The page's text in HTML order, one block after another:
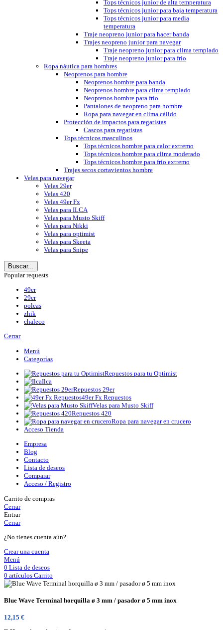
Tops técnicos junior de alta temperatura
Tops técnicos junior para baja temperatura
Tops técnicos junior para media
temperatura
Traje neopreno junior para hacer banda
Trajes neopreno junior para navegar
Traje neopreno junior para clima templado
Traje neopreno junior para frío
Ropa náutica para hombres
Neoprenos para hombre
Neoprenos hombre para banda
Neoprenos hombre para clima templado
Neoprenos hombre para frío
Pantalones de neopreno para hombre
Ropa para navegar en clima cálido
Protección de impactos para regatistas
Cascos para regatistas
Tops técnicos masculinos
Tops técnicos hombre para calor extremo
Tops técnicos hombre para clima moderado
Tops técnicos hombre para frío extremo
Trajes secos cortavientos hombre
Velas para navegar
Velas 29er
Velas 420
Velas 49er Fx
Velas para ILCA
Velas para Musto Skiff
Velas para Nikki
Velas para optimist
Velas para Skeeta
Velas para Snipe
Buscar...
Popular requests
49er
29er
poleas
zhik
chaleco
Cerrar
Menú
Categorías
Repuestos para tu Optimist
Ilca
Repuestos 29er
49er Fx Repuestos
Velas para Musto Skiff
Repuestos 420
Ropa para navegar en crucero
Acceso Tienda
Empresa
Blog
Contacto
Lista de deseos
Comparar
Acceso / Registro
Carrito de compras
Cerrar
Entrar
Cerrar
¿No tienes cuenta aún?
Crear una cuenta
Menú
0 Lista de deseos
0 artículos Carrito
Blue Wave Terminal horquilla ø 3 mm / pasador ø 5 mm inox
12,15 €